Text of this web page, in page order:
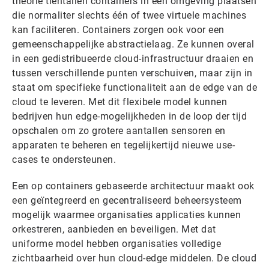
die normaliter slechts één of twee virtuele machines
kan faciliteren. Containers zorgen ook voor een
gemeenschappelijke abstractielaag. Ze kunnen overal
in een gedistribueerde cloud-infrastructuur draaien en
tussen verschillende punten verschuiven, maar zijn in
staat om specifieke functionaliteit aan de edge van de
cloud te leveren. Met dit flexibele model kunnen
bedrijven hun edge-mogelijkheden in de loop der tijd
opschalen om zo grotere aantallen sensoren en
apparaten te beheren en tegelijkertijd nieuwe use-
cases te ondersteunen.
Een op containers gebaseerde architectuur maakt ook
een geïntegreerd en gecentraliseerd beheersysteem
mogelijk waarmee organisaties applicaties kunnen
orkestreren, aanbieden en beveiligen. Met dat
uniforme model hebben organisaties volledige
zichtbaarheid over hun cloud-edge middelen. De cloud